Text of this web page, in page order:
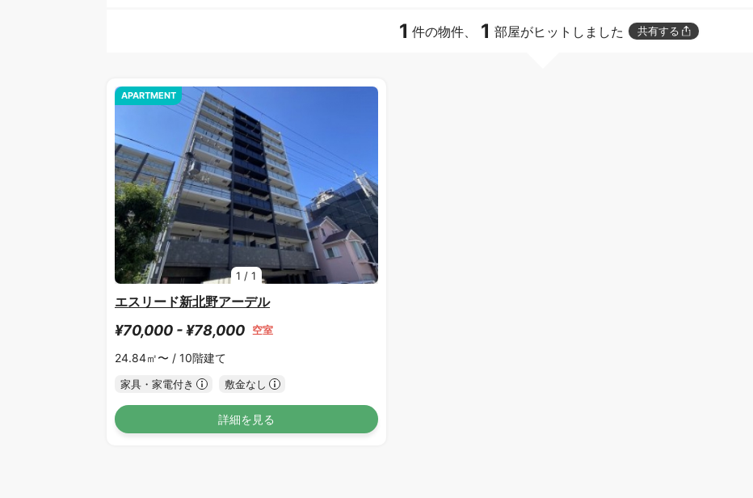
1 件の物件、 1 部屋がヒットしました 共有する
1 /1
APARTMENT
エスリード新北野アーデル
¥70,000 - ¥78,000 空室
24.84㎡〜 / 10階建て
家具・家電付き 敷金なし
詳細を見る